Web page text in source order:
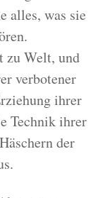
alles, was sie
zu Welt, und
verbotener
ihrer
Technik ihrer
der